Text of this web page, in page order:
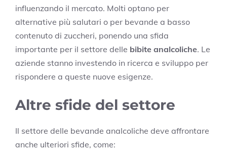
influenzando il mercato. Molti optano per
alternative più salutari o per bevande a basso
contenuto di zuccheri, ponendo una sfida
importante per il settore delle bibite analcoliche. Le
aziende stanno investendo in ricerca e sviluppo per
rispondere a queste nuove esigenze.
Altre sfide del settore
Il settore delle bevande analcoliche deve affrontare
anche ulteriori sfide, come: